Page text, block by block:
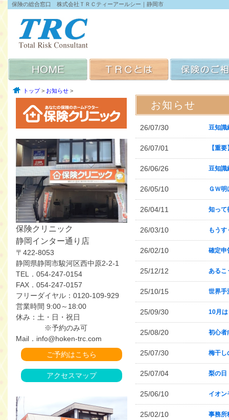
保険の総合窓口 株式会社ＴＲＣティーアールシー｜静岡市
トップ> お知らせ >
お知らせ
26/07/30 豆知識
26/07/01 【重
26/06/26 豆知識
26/05/10 ＧＷ
26/04/11 知って
26/03/10 もう
26/02/10 確定申
25/12/12 あるこ
25/10/15 世界手
25/09/30 10月
25/08/20 初心
25/07/30 梅干し
25/07/04 梨の日
25/06/10 イオ
25/02/10 事務所
保険クリニック
静岡インター通り店
〒422-8053
静岡県静岡市駿河区西中原2-2-1
TEL．054-247-0154
FAX．054-247-0157
フリーダイヤル：0120-109-929
営業時間 9:00～18:00
休み：土・日・祝日
※予約のみ可
Mail．info@hoken-trc.com
ご予約はこちら
アクセスマップ